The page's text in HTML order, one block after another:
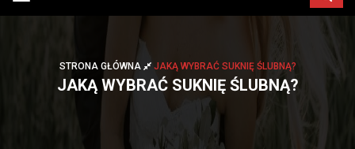
menu
STRONA GŁÓWNA JAKĄ WYBRAĆ SUKNIĘ ŚLUBNĄ?
JAKĄ WYBRAĆ SUKNIĘ ŚLUBNĄ?